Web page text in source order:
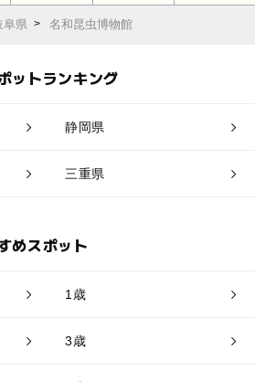
阜県 名和昆虫博物館
ットランキング
静岡県
三重県
めスポット
1歳
3歳